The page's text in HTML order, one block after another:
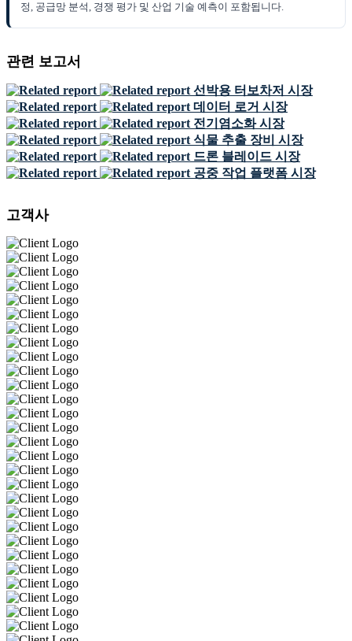
정, 공급망 분석, 경쟁 평가 및 산업 기술 예측이 포함됩니다.
관련 보고서
선박용 터보차저 시장
데이터 로거 시장
전기염소화 시장
식물 추출 장비 시장
드론 블레이드 시장
공중 작업 플랫폼 시장
고객사